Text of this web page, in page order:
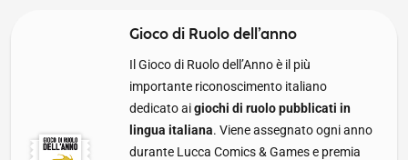
Gioco di Ruolo dell’anno
Il Gioco di Ruolo dell’Anno è il più
importante riconoscimento italiano
dedicato aigiochi di ruolo pubblicati in
lingua italiana. Viene assegnato ogni anno
durante Lucca Comics & Games e premia